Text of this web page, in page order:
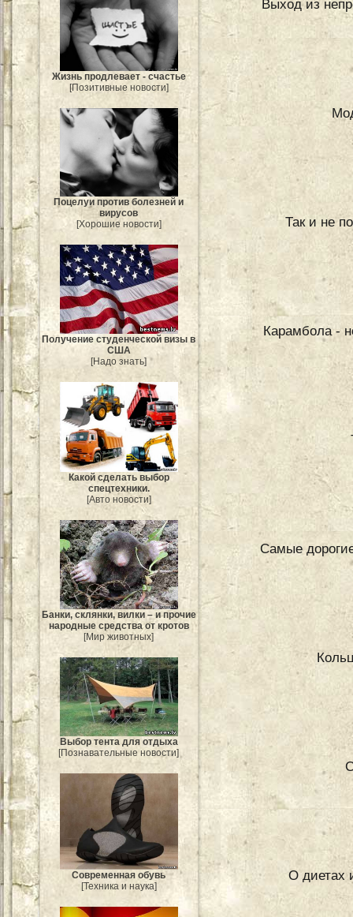
Жизнь продлевает - счастье
[Позитивные новости]
Поцелуи против болезней и
вирусов
[Хорошие новости]
Получение студенческой визы в
США
[Надо знать]
Какой сделать выбор
спецтехники.
[Авто новости]
Банки, склянки, вилки – и прочие
народные средства от кротов
[Мир животных]
Выбор тента для отдыха
[Познавательные новости]
Современная обувь
[Техника и наука]
Выход из
Так и не
Карамбола -
Самые
О диетах